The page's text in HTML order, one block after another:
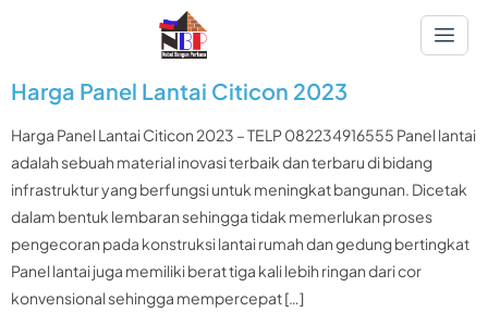
Harga Panel Lantai Citicon 2023
Harga Panel Lantai Citicon 2023 – TELP 082234916555 Panel lantai
adalah sebuah material inovasi terbaik dan terbaru di bidang
infrastruktur yang berfungsi untuk meningkat bangunan. Dicetak
dalam bentuk lembaran sehingga tidak memerlukan proses
pengecoran pada konstruksi lantai rumah dan gedung bertingkat
Panel lantai juga memiliki berat tiga kali lebih ringan dari cor
konvensional sehingga mempercepat […]